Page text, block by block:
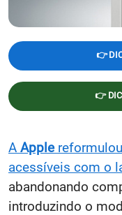
👉
👉
A Apple
acessíveis com o
abandonando
introduzindo o